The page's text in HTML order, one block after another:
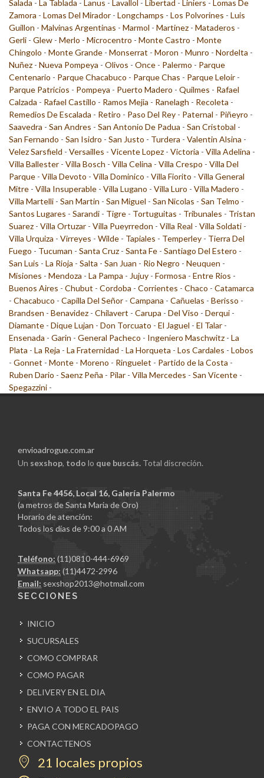
Salada - La Tablada - Lanus - Lavallol - Libertad - Liniers - Lomas De
Zamora - Lomas Del Mirador - Longchamps - Los Polvorines - Luis
Guillon - Malvinas Argentinas - Marmol - Martinez - Mataderos -
Gerli - Glew - Merlo - Microcentro - Monte Castro - Monte
Chingolo - Monte Grande - Monserrat - Moron - Munro - Nordelta -
Nuñez - Nueva Pompeya - Olivos - Once - Palermo - Parque
Centenario - Parque Chacabuco - Parque Chas - Parque Leloir -
Parque Patricios - Pompeya - Puerto Madero - Quilmes - Rafael
Calzada - Rafael Castillo - Ramos Mejia - Ranelagh - Recoleta -
Remedios De Escalada - Retiro - Paso Del Rey - Paternal - Piñeyro -
Saavedra - San Andres - San Antonio De Padua - San Cristobal -
San Fernando - San Isidro - San Justo - Turdera - Valentin Alsina -
Velez Sarsfield - Versailles - Vicente Lopez - Victoria - Villa Adelina -
Villa Ballester - Villa Bosch - Villa Celina - Villa Crespo - Villa Del
Parque - Villa Devoto - Villa Dominico - Villa Fiorito - Villa General
Mitre - Villa Insuperable - Villa Lugano - Villa Luro - Villa Madero -
Villa Martelli - San Martin - San Miguel - San Nicolas - San Telmo -
Santos Lugares - Sarandi - Tigre - Tortuguitas - Tribunales - Tristan
Suarez - Villa Ortuzar - Villa Pueyrredon - Villa Real - Villa Soldati -
Villa Urquiza - Virreyes - Wilde - Tapiales - Temperley - Tierra Del
Fuego - Tucuman - Santa Cruz - Santa Fe - Santiago Del Estero -
San Luis - La Rioja - Salta - San Juan - Rio Negro - Neuquen -
Misiones - Mendoza - La Pampa - Jujuy - Formosa - Entre Rios -
Buenos Aires - Chubut - Cordoba - Corrientes - Chaco - Catamarca
- Chacabuco - Capilla Del Señor - Campana - Cañuelas - Berisso -
Brandsen - Benavidez - Chilavert - Carupa - Del Viso - Derqui -
Diamante - Dique Lujan - Don Torcuato - El Jaguel - El Talar -
Ensenada - Garin - General Pacheco - Ingeniero Maschwitz - La
Plata - La Reja - La Fraternidad - La Horqueta - Los Cardales - Lobos
- Gonnet - Monte - Moreno - Ringuelet - Partido de la Costa -
Ruben Dario - Saenz Peña - Pilar - Villa Mercedes - San Vicente -
Spegazzini -
envioadrogue.com.ar
Un sexshop, todo lo que buscás. Total discreción.
Santa Fe 4456, Local 16, Galería Palermo
(a metros de Santa Maria de Oro)
Horario de atención:
Todos los días de 9:00 a 0 AM
Teléfono: (11)0810-444-6969
Whatsapp: (11)4472-2996
Email: sexshop2013@hotmail.com
SECCIONES
INICIO
SUCURSALES
COMO COMPRAR
COMO PAGAR
DELIVERY EN EL DIA
ENVIO A TODO EL PAIS
PAGA CON MERCADOPAGO
CONTACTENOS
21 locales propios